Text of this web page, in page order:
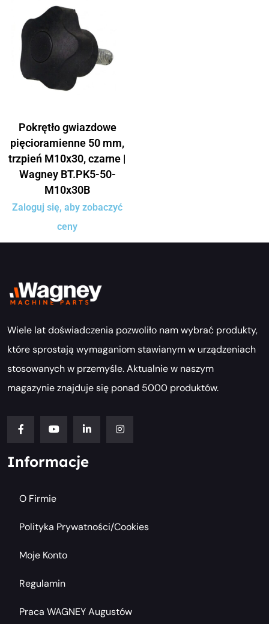
Pokrętło gwiazdowe
pięcioramienne 50 mm,
trzpień M10x30, czarne |
Wagney BT.PK5-50-
M10x30B
Zaloguj się, aby zobaczyć
ceny
Wiele lat doświadczenia pozwoliło nam wybrać produkty,
które sprostają wymaganiom stawianym w urządzeniach
stosowanych w przemyśle. Aktualnie w naszym
magazynie znajduje się ponad 5000 produktów.
Informacje
O Firmie
Polityka Prywatności/cookies
Moje Konto
Regulamin
Praca WAGNEY Augustów